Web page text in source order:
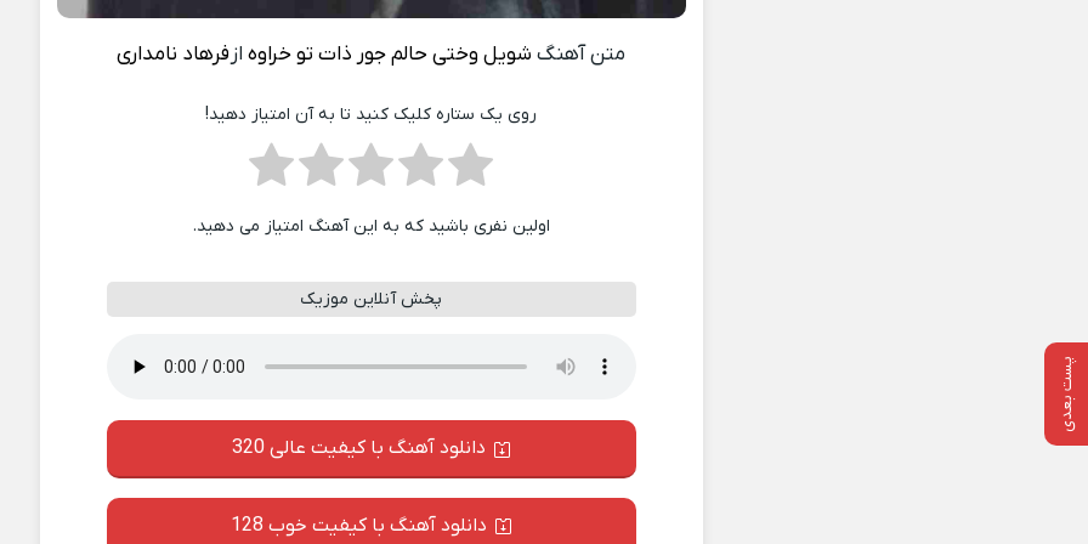
پست بعدی
متن آهنگ شویل وختی حالم جور ذات تو خراوهازفرهاد نامداری
روی یک ستاره کلیک کنید تا به آن امتیاز دهید!
اولین نفری باشید که به این آهنگ امتیاز می دهید.
پخش آنلاین موزیک
دانلود آهنگ با کیفیت عالی 320
دانلود آهنگ با کیفیت خوب 128